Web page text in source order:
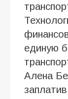
единую
Алена